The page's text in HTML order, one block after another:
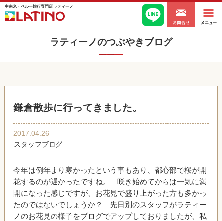
中南米・ペルー旅行専門店 ラティーノ
ラティーノのつぶやきブログ
鎌倉散歩に行ってきました。
2017.04.26
スタッフブログ
今年は例年より寒かったという事もあり、都心部で桜が開
花するのが遅かったですね。 咲き始めてからは一気に満
開になった感じですが、お花見で盛り上がった方も多かっ
たのではないでしょうか？ 先日別のスタッフがラティー
ノのお花見の様子をブログでアップしておりましたが、私